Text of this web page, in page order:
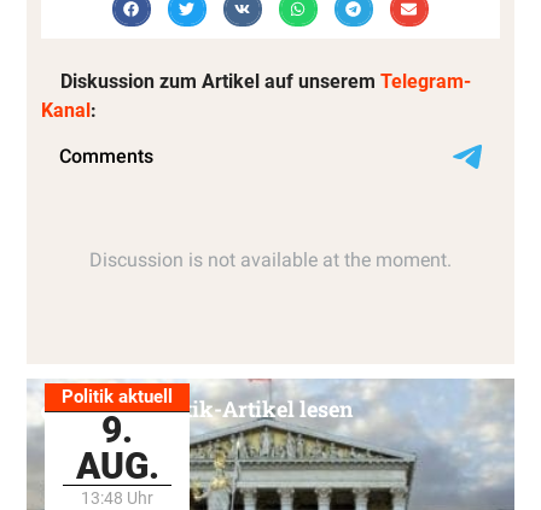
Diskussion zum Artikel auf unserem Telegram-
Kanal :
Politik aktuell
9.
AUG.
13:48 Uhr
Alle Politik-Artikel lesen